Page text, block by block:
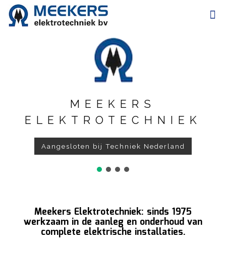
MEEKERS
ELEKTROTECHNIEK
Aangesloten bij Techniek Nederland
Meekers Elektrotechniek: sinds 1975
werkzaam in de aanleg en onderhoud van
complete elektrische installaties.